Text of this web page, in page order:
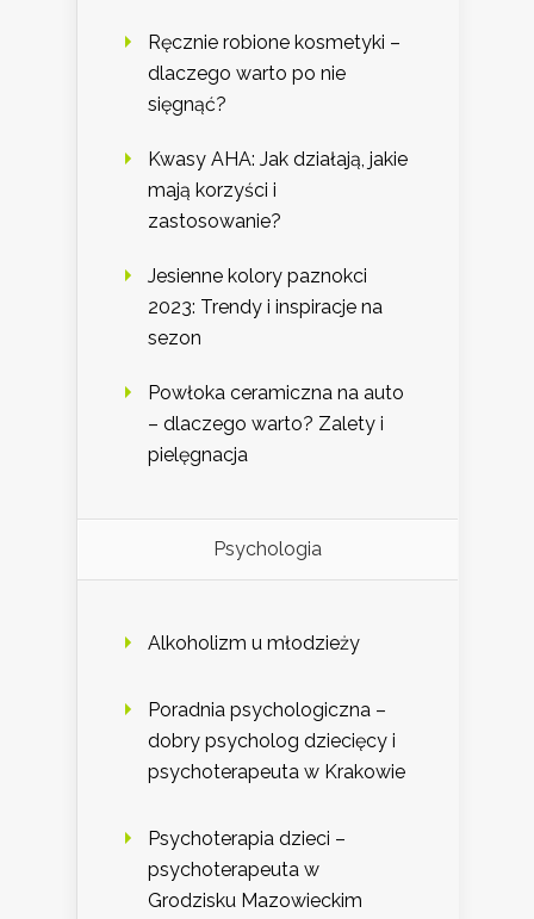
Ręcznie robione kosmetyki –
dlaczego warto po nie
sięgnąć?
Kwasy AHA: Jak działają, jakie
mają korzyści i
zastosowanie?
Jesienne kolory paznokci
2023: Trendy i inspiracje na
sezon
Powłoka ceramiczna na auto
– dlaczego warto? Zalety i
pielęgnacja
Psychologia
Alkoholizm u młodzieży
Poradnia psychologiczna –
dobry psycholog dziecięcy i
psychoterapeuta w Krakowie
Psychoterapia dzieci –
psychoterapeuta w
Grodzisku Mazowieckim